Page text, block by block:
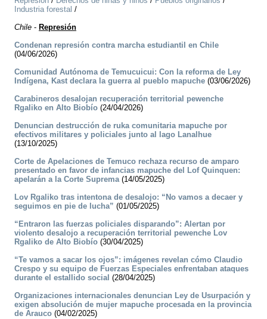
Industria forestal /
Chile - Represión
Condenan represión contra marcha estudiantil en Chile
(04/06/2026)
Comunidad Autónoma de Temucuicui: Con la reforma de Ley
Indígena, Kast declara la guerra al pueblo mapuche (03/06/2026)
Carabineros desalojan recuperación territorial pewenche
Rgaliko en Alto Biobío (24/04/2026)
Denuncian destrucción de ruka comunitaria mapuche por
efectivos militares y policiales junto al lago Lanalhue
(13/10/2025)
Corte de Apelaciones de Temuco rechaza recurso de amparo
presentado en favor de infancias mapuche del Lof Quinquen:
apelarán a la Corte Suprema(14/05/2025)
Lov Rgaliko tras intentona de desalojo: “No vamos a decaer y
seguimos en pie de lucha” (01/05/2025)
“Entraron las fuerzas policiales disparando”: Alertan por
violento desalojo a recuperación territorial pewenche Lov
Rgaliko de Alto Biobío (30/04/2025)
“Te vamos a sacar los ojos”: imágenes revelan cómo Claudio
Crespo y su equipo de Fuerzas Especiales enfrentaban ataques
durante el estallido social (28/04/2025)
Organizaciones internacionales denuncian Ley de Usurpación y
exigen absolución de mujer mapuche procesada en la provincia
de Arauco (04/02/2025)